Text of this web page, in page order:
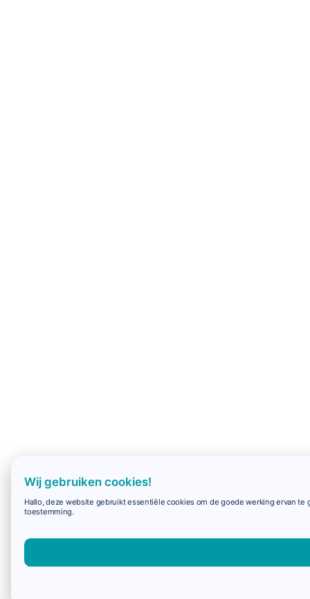
Wij gebruiken cookies!
Hallo, deze website gebruikt essentiële cookies om de goede werking ervan
toestemming.